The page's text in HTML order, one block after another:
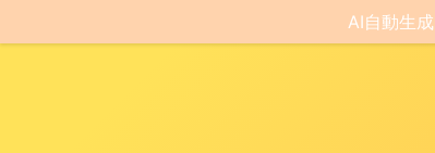
AI自動生成